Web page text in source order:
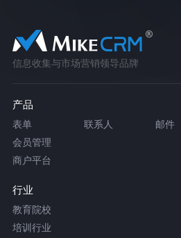
信息收集与市场营销领导品牌
产品
表单 联系人 邮件
会员管理
商户平台
行业
教育院校
培训行业